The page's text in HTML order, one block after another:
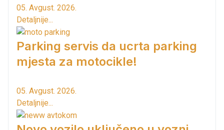
05. Avgust. 2026.
Detaljnije...
Parking servis da ucrta parking
mjesta za motocikle!
05. Avgust. 2026.
Detaljnije...